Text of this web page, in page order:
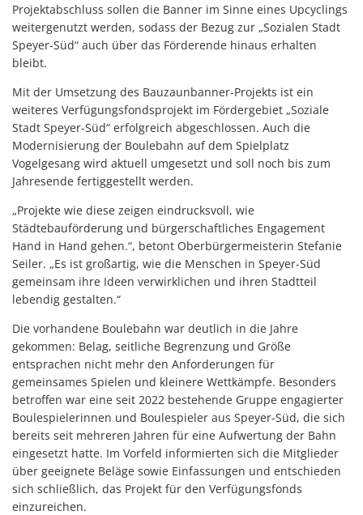
Projektabschluss sollen die Banner im Sinne eines Upcyclings
weitergenutzt werden, sodass der Bezug zur „Sozialen Stadt
Speyer-Süd“ auch über das Förderende hinaus erhalten
bleibt.
Mit der Umsetzung des Bauzaunbanner-Projekts ist ein
weiteres Verfügungsfondsprojekt im Fördergebiet „Soziale
Stadt Speyer-Süd“ erfolgreich abgeschlossen. Auch die
Modernisierung der Boulebahn auf dem Spielplatz
Vogelgesang wird aktuell umgesetzt und soll noch bis zum
Jahresende fertiggestellt werden.
„Projekte wie diese zeigen eindrucksvoll, wie
Städtebauförderung und bürgerschaftliches Engagement
Hand in Hand gehen.“, betont Oberbürgermeisterin Stefanie
Seiler. „Es ist großartig, wie die Menschen in Speyer-Süd
gemeinsam ihre Ideen verwirklichen und ihren Stadtteil
lebendig gestalten.“
Die vorhandene Boulebahn war deutlich in die Jahre
gekommen: Belag, seitliche Begrenzung und Größe
entsprachen nicht mehr den Anforderungen für
gemeinsames Spielen und kleinere Wettkämpfe. Besonders
betroffen war eine seit 2022 bestehende Gruppe engagierter
Boulespielerinnen und Boulespieler aus Speyer-Süd, die sich
bereits seit mehreren Jahren für eine Aufwertung der Bahn
eingesetzt hatte. Im Vorfeld informierten sich die Mitglieder
über geeignete Beläge sowie Einfassungen und entschieden
sich schließlich, das Projekt für den Verfügungsfonds
einzureichen.